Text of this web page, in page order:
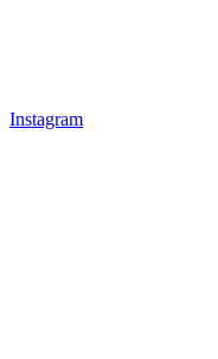
Instagram